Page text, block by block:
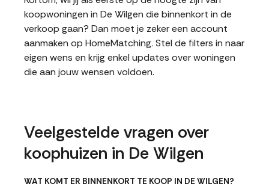
koopwoningen in De Wilgen die binnenkort in de
verkoop gaan? Dan moet je zeker een account
aanmaken op HomeMatching. Stel de filters in naar
eigen wens en krijg enkel updates over woningen
die aan jouw wensen voldoen.
Veelgestelde vragen over
koophuizen in De Wilgen
WAT KOMT ER BINNENKORT TE KOOP IN DE WILGEN?